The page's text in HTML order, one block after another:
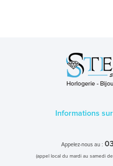
Informations
Appelez-nous au :
(appel local du mardi au samedi